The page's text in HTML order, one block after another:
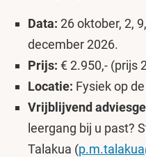
Data: 26 oktober, 2,
december 2026.
Prijs: € 2.950,- (prijs
Locatie: Fysiek op
Vrijblijvend
leergang bij u past?
Talakua (